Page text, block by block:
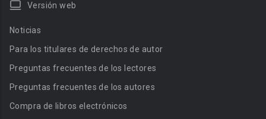
Versión web
Noticias
Para los titulares de derechos de autor
Preguntas frecuentes de los lectores
Preguntas frecuentes de los autores
Compra de libros electrónicos